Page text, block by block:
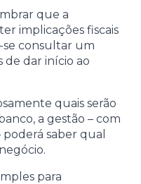
que a
implicações fiscais
se consultar um
de dar início ao
quais serão
a gestão – com
saber qual
para